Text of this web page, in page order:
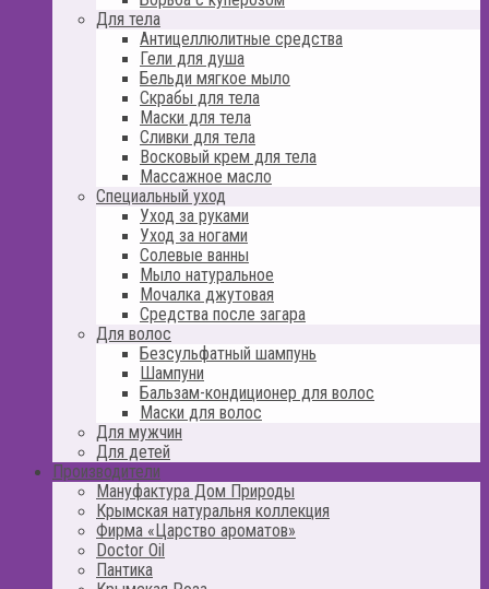
Для тела
Антицеллюлитные средства
Гели для душа
Бельди мягкое мыло
Скрабы для тела
Маски для тела
Сливки для тела
Восковый крем для тела
Массажное масло
Специальный уход
Уход за руками
Уход за ногами
Солевые ванны
Мыло натуральное
Мочалка джутовая
Средства после загара
Для волос
Безсульфатный шампунь
Шампуни
Бальзам-кондиционер для волос
Маски для волос
Для мужчин
Для детей
Производители
Мануфактура Дом Природы
Крымская натуральня коллекция
Фирма «Царство ароматов»
Doctor Oil
Пантика